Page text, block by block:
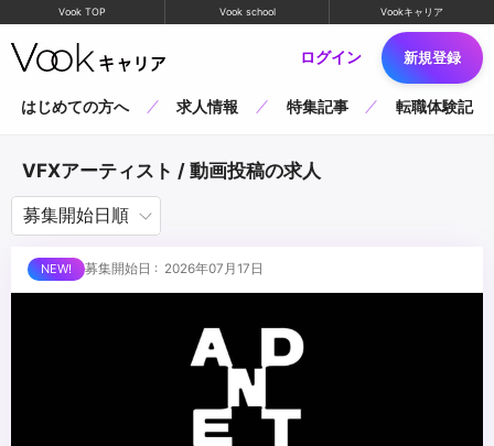
Vook TOP Vook school Vookキャリア
ログイン 新規登録
はじめての方へ 求人情報 特集記事 転職体験記
VFXアーティスト / 動画投稿の求人
募集開始日 : 2026年07月17日